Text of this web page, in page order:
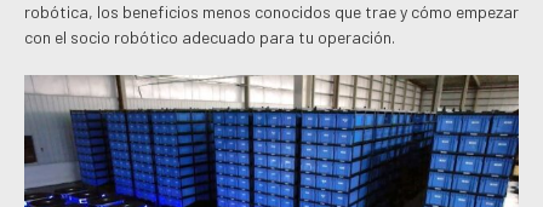
robótica, los beneficios menos conocidos que trae y cómo empezar
con el socio robótico adecuado para tu operación.